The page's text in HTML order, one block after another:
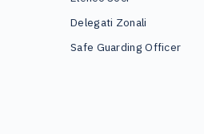
Delegati Zonali
Safe Guarding Officer